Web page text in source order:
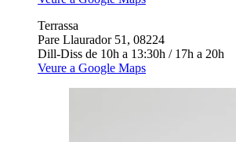
Terrassa
Pare Llaurador 51, 08224
Dill-Diss de 10h a 13:30h / 17h a 20h
Veure a Google Maps